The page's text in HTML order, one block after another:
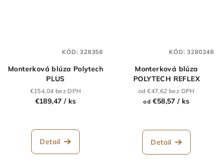
Monterková blúza Polytech
PLUS
€154,04 bez DPH
€189,47 / ks
Detail
KÓD:328358
Monterková blúza
POLYTECH REFLEX
od €47,62 bez DPH
od €58,57/ ks
Detail
KÓD:3280248